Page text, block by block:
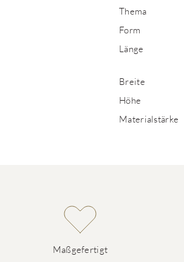
Thema
Form
Länge
Breite
Höhe
Materialstärke
Maßgefertigt